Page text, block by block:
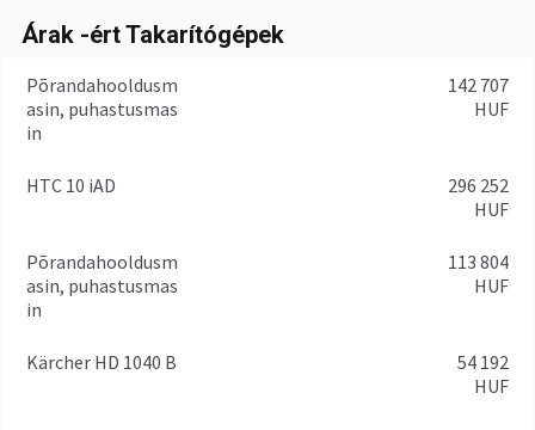
Árak -ért Takarítógépek
Põrandahooldusm
asin, puhastusmas
in
142 707
HUF
HTC 10 iAD
296 252
HUF
Põrandahooldusm
asin, puhastusmas
in
113 804
HUF
Kärcher HD 1040 B
54 192
HUF